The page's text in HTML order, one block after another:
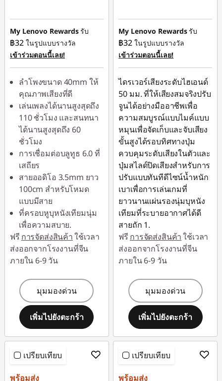
฿129.00
My Lenovo Rewardsรับ
฿32 ในรูปแบบรางวัล
เข้าร่วมตอนนี้เลย!
ลำโพงขนาด 40mm ให้
คุณภาพเสียงที่ดี
เล่นเพลงได้นานสูงสุดถึง
110 ชั่วโมง และสนทนา
ได้นานสูงสุดถึง 60
ชั่วโมง
การเชื่อมต่อบลูทูธ 6.0 ที่
เสถียร
สายออดิโอ 3.5mm ยาว
100cm สำหรับโหมด
แบบมีสาย
ที่ครอบหูบุหนังเทียมนุ่ม
เพื่อความสบาย.
ฟรี การจัดส่งสินค้าใช้เวลา
ส่งออกจากโรงงานที่จีน
ภายใน 6-9 วัน
มุมมองด่วน
เพิ่มไปยังตะกร้า
฿129.00
My Lenovo Rewardsรับ
฿32 ในรูปแบบรางวัล
เข้าร่วมตอนนี้เลย!
ไดรเวอร์เสียงระดับไฮเอนด์
50 มม. ที่ให้เสียงสมจริงปรับ
จูนได้อย่างมืออาชีพเพื่อ
ความสมบูรณ์แบบไมค์แบบ
หมุนเพื่อจัดเก็บและจับเสียง
ขั้นสูงได้รอบทิศทางปุ่ม
ควบคุมระดับเสียงในตัวและ
ปุ่มสไลด์ปิดเสียงสำหรับการ
ปรับแบบทันทีดีไซน์น้ำหนัก
เบาเพื่อการเล่นเกมที่
ยาวนานแผ่นรองนุ่มบุหนัง
เทียมที่ระบายอากาศได้ดี
สายถัก 1.
ฟรี การจัดส่งสินค้าใช้เวลา
ส่งออกจากโรงงานที่จีน
ภายใน 6-9 วัน
มุมมองด่วน
เพิ่มไปยังตะกร้า
เปรียบเทียบ
พร้อมส่ง
เปรียบเทียบ
พร้อมส่ง